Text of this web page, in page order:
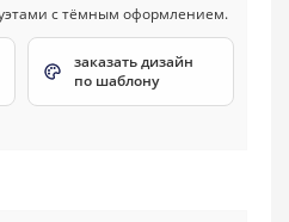
заказать дизайн
по шаблону